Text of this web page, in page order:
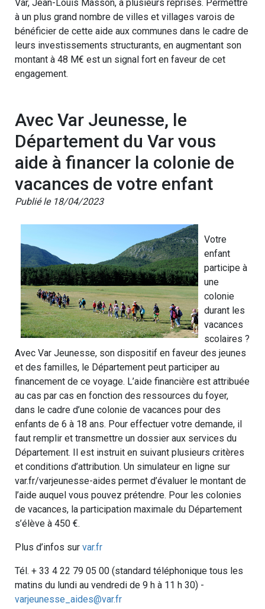
Var, Jean-Louis Masson, à plusieurs reprises. Permettre
à un plus grand nombre de villes et villages varois de
bénéficier de cette aide aux communes dans le cadre de
leurs investissements structurants, en augmentant son
montant à 48 M€ est un signal fort en faveur de cet
engagement.
Avec Var Jeunesse, le
Département du Var vous
aide à financer la colonie de
vacances de votre enfant
Publié le 18/04/2023
Votre
enfant
participe à
une
colonie
durant les
vacances
scolaires ?
Avec Var Jeunesse, son dispositif en faveur des jeunes
et des familles, le Département peut participer au
financement de ce voyage. L’aide financière est attribuée
au cas par cas en fonction des ressources du foyer,
dans le cadre d’une colonie de vacances pour des
enfants de 6 à 18 ans. Pour effectuer votre demande, il
faut remplir et transmettre un dossier aux services du
Département. Il est instruit en suivant plusieurs critères
et conditions d’attribution. Un simulateur en ligne sur
var.fr/varjeunesse-aides permet d’évaluer le montant de
l’aide auquel vous pouvez prétendre. Pour les colonies
de vacances, la participation maximale du Département
s’élève à 450 €.
Plus d’infos sur var.fr
Tél. + 33 4 22 79 05 00 (standard téléphonique tous les
matins du lundi au vendredi de 9 h à 11 h 30) -
varjeunesse_aides@var.fr